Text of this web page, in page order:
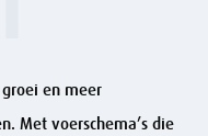
en meer
Met voerschema’s die